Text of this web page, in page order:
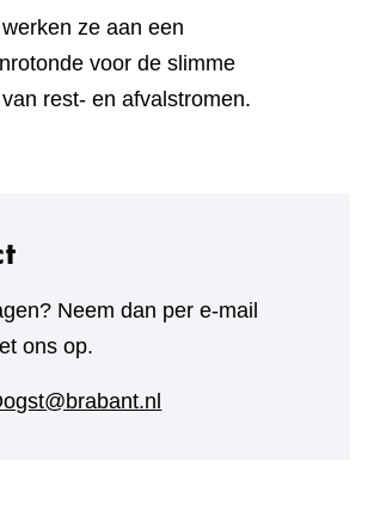
ze aan een
voor de slimme
rest- en afvalstromen.
Neem dan per e-mail
ons op.